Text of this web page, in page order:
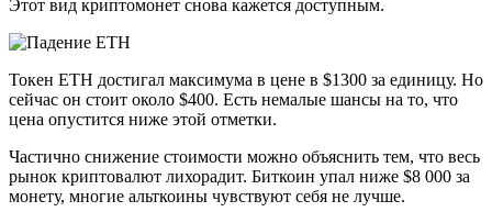
Этот вид криптомонет снова кажется доступным.
Токен ETH достигал максимума в цене в $1300 за единицу. Но
сейчас он стоит около $400. Есть немалые шансы на то, что
цена опустится ниже этой отметки.
Частично снижение стоимости можно объяснить тем, что весь
рынок криптовалют лихорадит. Биткоин упал ниже $8 000 за
монету, многие альткоины чувствуют себя не лучше.